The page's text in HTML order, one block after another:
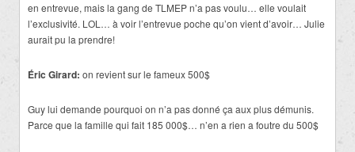
en entrevue, mais la gang de TLMEP n’a pas voulu… elle voulait
l’exclusivité. LOL… à voir l’entrevue poche qu’on vient d’avoir… Julie
aurait pu la prendre!
Éric Girard: on revient sur le fameux 500$
Guy lui demande pourquoi on n’a pas donné ça aux plus démunis.
Parce que la famille qui fait 185 000$… n’en a rien a foutre du 500$